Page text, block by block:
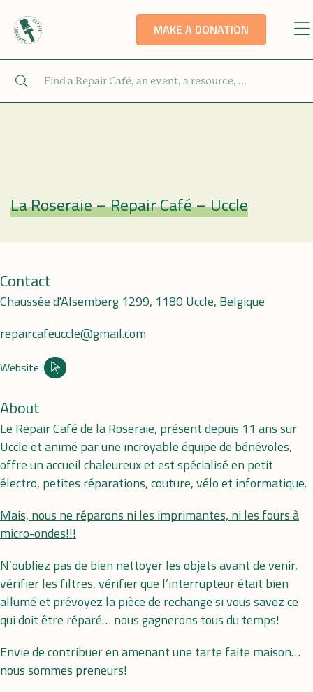
MAKE A DONATION
Repair Café
La Roseraie – Repair Café – Uccle
Contact
Chaussée d'Alsemberg 1299, 1180 Uccle, Belgique
repaircafeuccle@gmail.com
Website :
Site internet
About
Le Repair Café de la Roseraie, présent depuis 11 ans sur
Uccle et animé par une incroyable équipe de bénévoles,
offre un accueil chaleureux et est spécialisé en petit
électro, petites réparations, couture, vélo et informatique.
Mais, nous ne réparons ni les imprimantes, ni les fours à
micro-ondes!!!
N’oubliez pas de bien nettoyer les objets avant de venir,
vérifier les filtres, vérifier que l’interrupteur était bien
allumé et prévoyez la pièce de rechange si vous savez ce
qui doit être réparé… nous gagnerons tous du temps!
Envie de contribuer en amenant une tarte faite maison…
nous sommes preneurs!